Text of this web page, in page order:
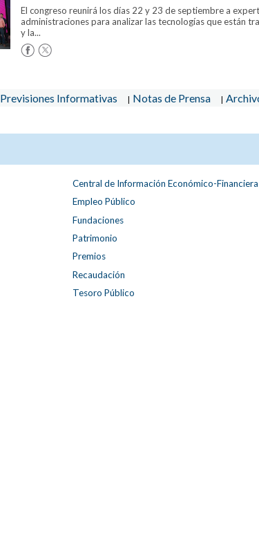
El congreso reunirá los días 22 y 23 de septiembre a
administraciones para analizar las tecnologías que están
y la...
Previsiones Informativas Notas de Prensa |
Central de Información Económico-Financiera
Empleo Público
Fundaciones
Patrimonio
Premios
Recaudación
Tesoro Público